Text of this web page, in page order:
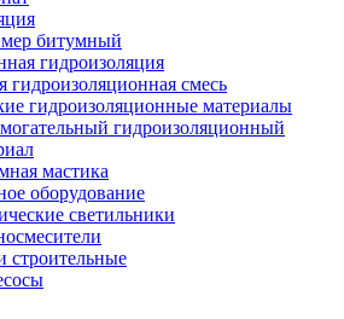
битумный
гидроизоляция
гидроизоляционная смесь
гидроизоляционные материалы
гидроизоляционный
мастика
оборудование
светильники
строительные